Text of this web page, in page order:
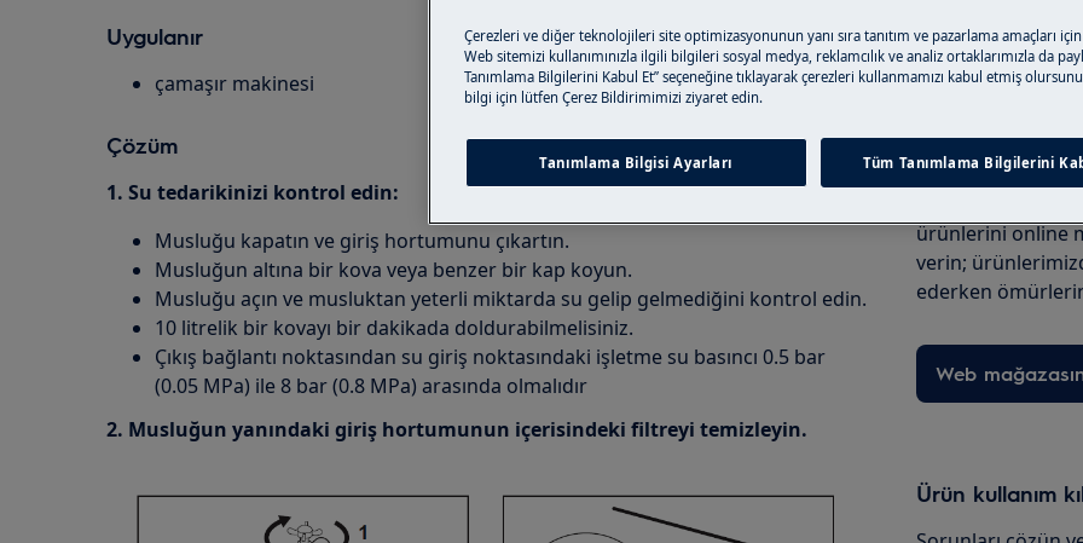
Uygulanır
çamaşır makinesi
Çözüm
1. Su tedarikinizi kontrol edin:
Musluğu kapatın ve giriş hortumunu çıkartın.
Musluğun altına bir kova veya benzer bir kap koyun.
Musluğu açın ve musluktan yeterli miktarda su gelip gelmediğini kontrol edin.
10 litrelik bir kovayı bir dakikada doldurabilmelisiniz.
Çıkış bağlantı noktasından su giriş noktasındaki işletme su basıncı 0.5 bar
(0.05 MPa) ile 8 bar (0.8 MPa) arasında olmalıdır
2. Musluğun yanındaki giriş hortumunun içerisindeki filtreyi temizleyin.
Servis
Bakım Ürünleri
Ürününüz için
ürünlerini online
verin;
ederken
Web
Ürün kullanım
Çerezleri ve diğer teknolojileri site optimizasyonunun yanı sıra tanıtım ve pazarlama amaçları
Web sitemizi kullanımınızla ilgili bilgileri sosyal medya, reklamcılık ve analiz ortaklarımızla da
Tanımlama Bilgilerini Kabul Et” seçeneğine tıklayarak çerezleri kullanmamızı kabul etmiş
bilgi için lütfen Çerez Bildirimimizi ziyaret edin.
Tanımlama Bilgisi Ayarları Tüm Tanımlama Bilgilerini